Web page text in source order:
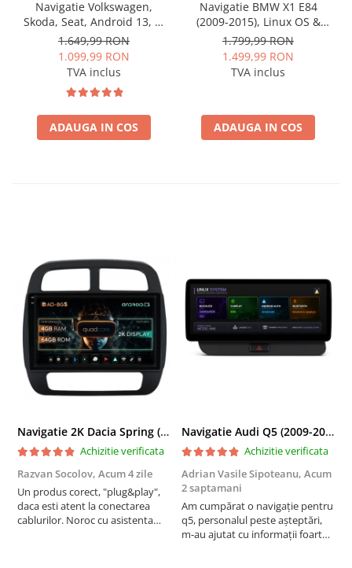
Navigatie Volkswagen,
Skoda, Seat, Android 13, S-
Quadcore / 4GB RAM +
64GB ROM, 9 Inch - AD-
BGSW94L
1.649,99 RON
1.099,99 RON
TVA inclus
ADAUGA IN COS
Navigatie BMW X1 E84
(2009-2015), Linux OS &
OEM, Varianta iDrive,
CarPlay & Android Auto
Wireless, MirrorLink,
Camera AHD, 12.3 Inch -
1.799,99 RON
1.499,99 RON
TVA inclus
ADAUGA IN COS
Navigatie 2K Dacia Spring (2021- Prezent), Android, S-Quadcore / 4GB RAM + 64GB ROM, 9.5 Inch - AD-BGS90042K+AD-BGRKIT366V4s
Achizitie verificata
Razvan Socolov, Acum 4 zile
Un produs corect, "plug&play",
daca esti atent la conectarea
cablurilor. Noroc cu asistenta
Navigatie Audi Q5 (2009-2017), Linux OS & OEM, MMI 3G, CarPlay & Android Auto Wireless, MirrorLink, Camera AHD, 12.3 Inch - AD-BGAALNXH+AD-BGRKITQ5002
Achizitie verificata
Adrian Vasile Sipoteanu, Acum
2 saptamani
Am cumpărat o navigație pentru
q5, personalul peste așteptări,
m-au ajutat cu informații foarte